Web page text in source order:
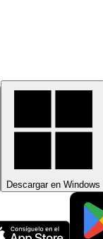
Descargar en Windows